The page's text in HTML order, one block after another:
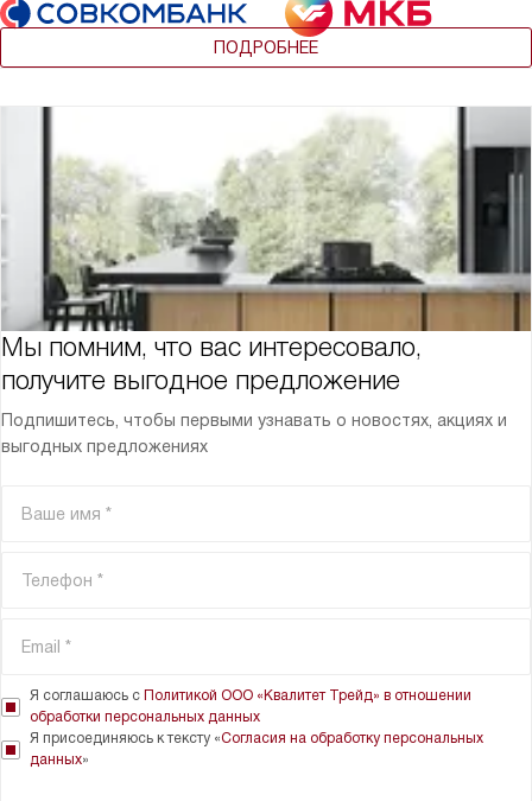
ПОДРОБНЕЕ
Мы помним, что вас интересовало,
получите выгодное предложение
Подпишитесь, чтобы первыми узнавать о новостях, акциях и
выгодных предложениях
Я соглашаюсь с Политикой ООО «Квалитет Трейд» в отношении
обработки персональных данных
Я присоединяюсь к тексту «Согласия на обработку персональных
данных»